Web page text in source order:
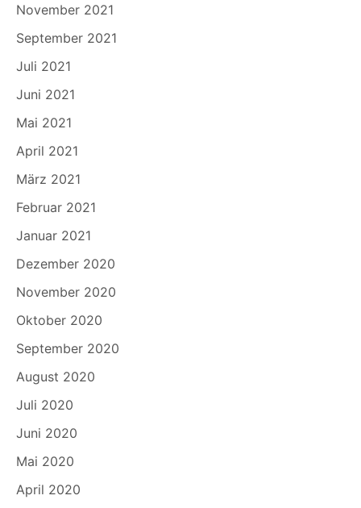
November 2021
September 2021
Juli 2021
Juni 2021
Mai 2021
April 2021
März 2021
Februar 2021
Januar 2021
Dezember 2020
November 2020
Oktober 2020
September 2020
August 2020
Juli 2020
Juni 2020
Mai 2020
April 2020